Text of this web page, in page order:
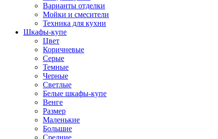
Варианты отделки
Мойки и смесители
Техника для кухни
Шкафы-купе
Цвет
Коричневые
Серые
Темные
Черные
Светлые
Белые шкафы-купе
Венге
Размер
Маленькие
Большие
Средние